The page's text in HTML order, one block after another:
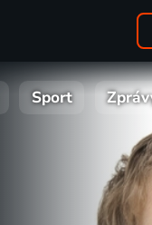
Sport